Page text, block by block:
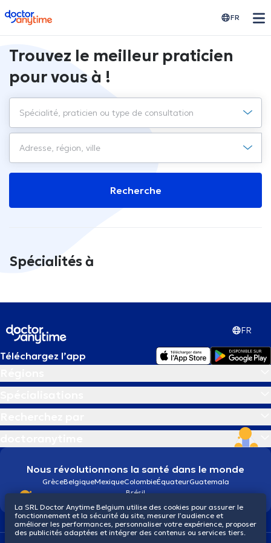
doctoranytime FR
Trouvez le meilleur praticien
pour vous à !
Recherche
Spécialités à
FR
Téléchargez l’app
Nous révolutionnons la santé dans le monde
GrèceBelgiqueMexiqueColombieÉquateurGuatemala
Brésil
La SRL Doctor Anytime Belgium utilise des cookies pour assurer le
fonctionnement et la sécurité du site, mesurer l’audience et
améliorer les performances, personnaliser votre expérience, proposer
des publicités adaptées et intégrer des contenus ou services tiers.